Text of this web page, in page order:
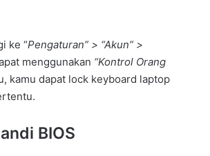
ke “Pengaturan” > “Akun” >
menggunakan “Kontrol Orang
kamu dapat lock keyboard laptop
BIOS